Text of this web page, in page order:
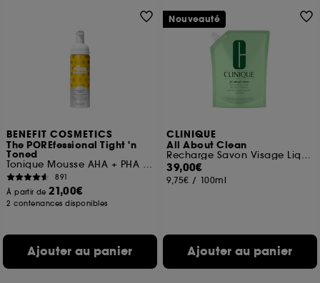
BENEFIT COSMETICS
The POREfessional Tight 'n
Toned
Tonique Mousse AHA + PHA Réducteur de pores
891
À partir de21,00€
2 contenances disponibles
Ajouter au panier
CLINIQUE
All About Clean
Recharge Savon Visage Liquide Tonique – Peaux mixtes à grasses
39,00€
9,75€ / 100ml
Ajouter au panier
Nouveauté